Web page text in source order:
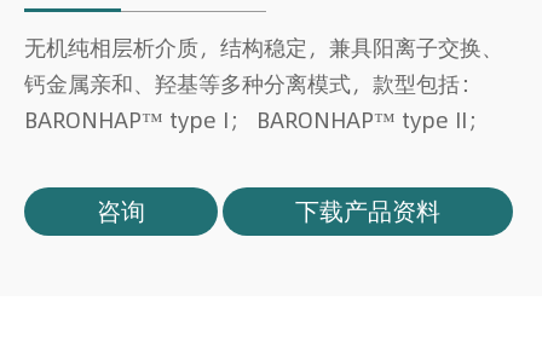
无机纯相层析介质，结构稳定，兼具阳离子交换、
钙金属亲和、羟基等多种分离模式，款型包括：
BARONHAP™ type I； BARONHAP™ type II；
咨询 下载产品资料